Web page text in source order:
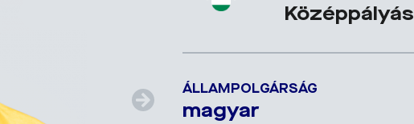
Középpályás
ÁLLAMPOLGÁRSÁG
magyar